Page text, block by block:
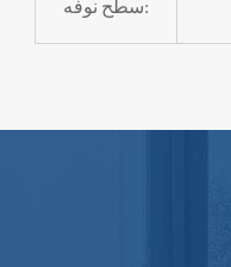
سطح نوفه: